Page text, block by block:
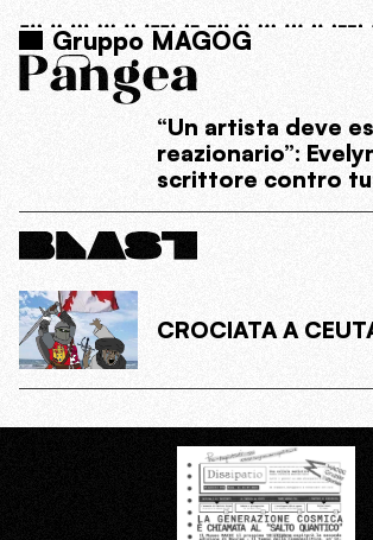
Gruppo MAGOG
“Un artista deve
reazionario”:
scrittore contro
CROCIATA A